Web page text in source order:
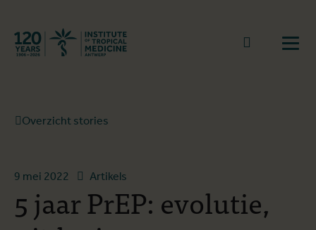
Terug naar start
Naar
Overzicht stories
9 mei 2022 Artikels
5 jaar PrEP: evolutie,